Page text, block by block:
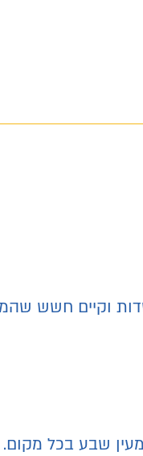
וקיים חשש
שבע בכל מקום.